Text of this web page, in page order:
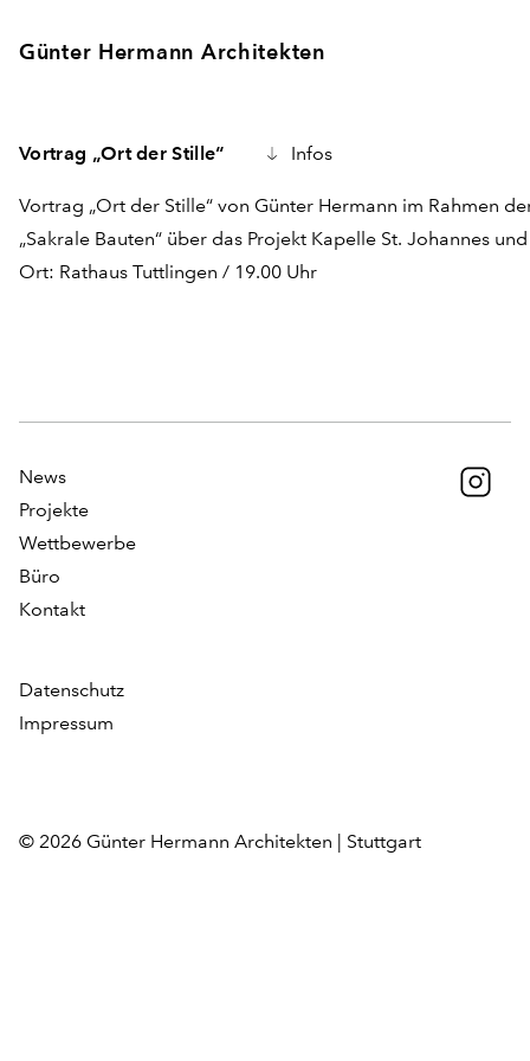
Günter Hermann Architekten
Vortrag „Ort der Stille“ Infos
Vortrag „Ort der Stille“ von Günter Hermann im Rahmen
„Sakrale Bauten“ über das Projekt Kapelle St. Johannes
Ort: Rathaus Tuttlingen / 19.00 Uhr
News
Projekte
Wettbewerbe
Büro
Kontakt
Datenschutz
Impressum
© 2026 Günter Hermann Architekten | Stuttgart